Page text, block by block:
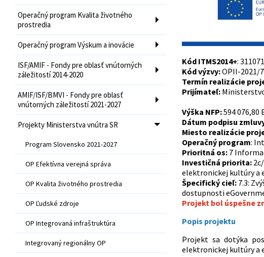
Operačný program Kvalita životného
prostredia
Operačný program Výskum a inovácie
ISF/AMIF - Fondy pre oblasť vnútorných
záležitostí 2014-2020
AMIF/ISF/BMVI - Fondy pre oblasť
vnútorných záležitostí 2021-2027
Projekty Ministerstva vnútra SR
Program Slovensko 2021-2027
OP Efektívna verejná správa
OP Kvalita životného prostredia
OP Ľudské zdroje
OP Integrovaná infraštruktúra
Integrovaný regionálny OP
Kód ITMS2014+:
Kód výzvy:OPII-2021/
Termín realizácie
Prijímateľ:
Výška NFP:594 076,80
Dátum podpisu
Miesto realizácie
Operačný program:
Prioritná os: 7
Investičná priorita:
elektronickej kultúry a
Špecifický cieľ: 7.3:
dostupnosti
Projekt bol úspešne
Popis projektu
Projekt sa dotýka
elektronickej kultúry a